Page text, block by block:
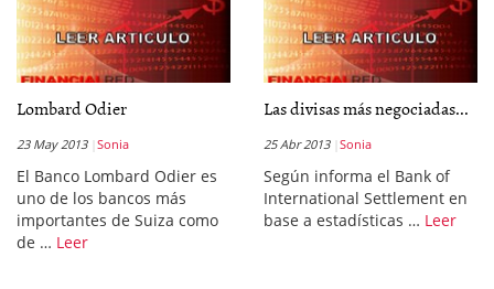
Lombard Odier
23 May 2013 Sonia
El Banco Lombard Odier es
uno de los bancos más
importantes de Suiza como
de … Leer
Las divisas más negociadas...
25 Abr 2013 Sonia
Según informa el Bank of
International Settlement en
base a estadísticas … Leer